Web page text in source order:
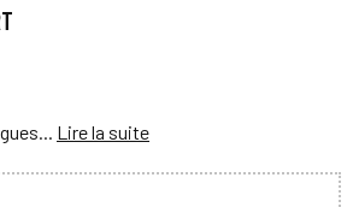
Lire la suite